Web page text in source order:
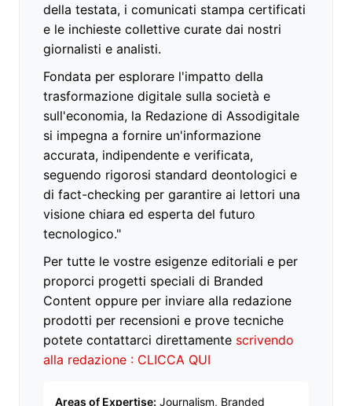
della testata, i comunicati stampa certificati
e le inchieste collettive curate dai nostri
giornalisti e analisti.
Fondata per esplorare l'impatto della
trasformazione digitale sulla società e
sull'economia, la Redazione di Assodigitale
si impegna a fornire un'informazione
accurata, indipendente e verificata,
seguendo rigorosi standard deontologici e
di fact-checking per garantire ai lettori una
visione chiara ed esperta del futuro
tecnologico."
Per tutte le vostre esigenze editoriali e per
proporci progetti speciali di Branded
Content oppure per inviare alla redazione
prodotti per recensioni e prove tecniche
potete contattarci direttamente scrivendo
alla redazione : CLICCA QUI
Areas of Expertise: Journalism, Branded